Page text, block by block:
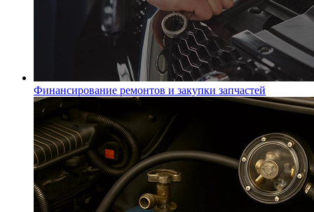
Финансирование ремонтов и закупки запчастей